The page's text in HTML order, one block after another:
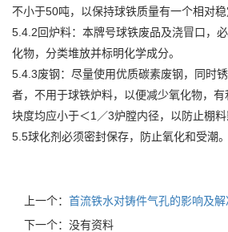
不小于50吨，以保持球铁质量有一个相对稳
5.4.2回炉料：本牌号球铁废品及浇冒口，
化物，分类堆放并标明化学成分。
5.4.3废钢：尽量使用优质碳素废钢，同时
者，不用于球铁炉料，以便减少氧化物，
块度均应小于＜1／3炉膛内径，以防止棚料
5.5球化剂必须密封保存，防止氧化和受潮。
上一个： 首流铁水对铸件气孔的影响及
下一个：没有资料